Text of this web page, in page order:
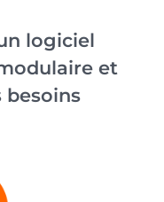
logiciel
et
besoins